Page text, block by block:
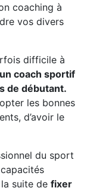
coaching à
vos divers
difficile à
coach sportif
de débutant.
les bonnes
d’avoir le
du sport
suite de fixer